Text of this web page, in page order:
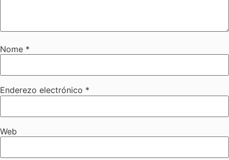
Nome *
Enderezo electrónico *
Web